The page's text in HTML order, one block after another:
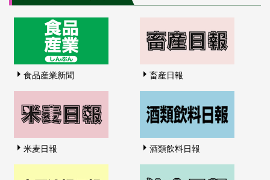
食品産業新聞 畜産日報
米麦日報 酒類飲料日報